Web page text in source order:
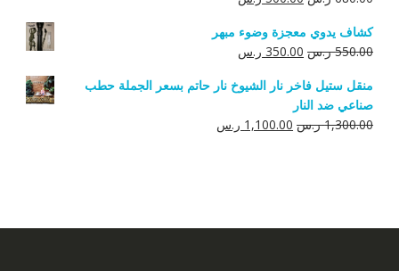
هو:
680.00 ر.س.
هو:
500.00 ر.س.
كشاف يدوي معجزة وضوء مبهر
550.00 ر.س السعر
هو:
550.00 ر.س.
350.00 ر.سالسعر
هو:
منقل ستيل فاخر نار الشيوخ نار حاتم بسعر الجملة حطب
صناعي ضد النار
1,300.00 ر.س السعر
1,100.00 ر.سالسعر